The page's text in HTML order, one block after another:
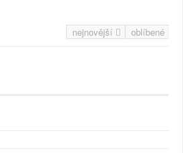
nejnovější oblíbené